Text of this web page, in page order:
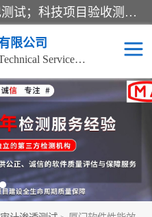
正检信服提供软件产品登记测试；科技项目验收测试；产品确认测试；功能测试；性能测试；安全测试；代码审计测试；漏洞扫描测试；渗透测试；风险评估测试；信息安全等级保护测评；双软认定；实验室建设质量体系建设；软件着作权、软件评测等服务。
限公司
Guangdong Zhengxin Technical Service Co., Ltd
数字信息化验收测评
信息系统漏洞扫描
软件产品登记测试